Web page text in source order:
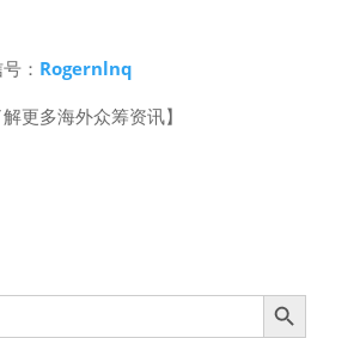
： Rogernlnq
更多海外众筹资讯】
Search Button